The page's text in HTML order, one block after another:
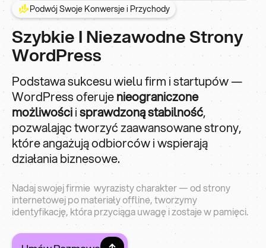
Podwój Swoje Konwersje i Przychody
Szybkie I Niezawodne Strony
WordPress
Podstawa sukcesu wielu firm i startupów —
WordPress oferujenieograniczone
możliwościisprawdzoną stabilność,
pozwalając tworzyć zaawansowane strony,
które angażują odbiorców i wspierają
działania biznesowe.
Nadaj swojej firmie wyrazisty charakter — od strony
internetowej po materiały offline, tworzymy
identyfikację, która przyciąga uwagę i zostaje w pamięci.